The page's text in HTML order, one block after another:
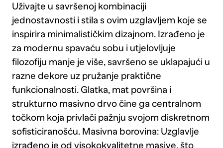
Uživajte u savršenoj kombinaciji
jednostavnosti i stila s ovim uzglavljem koje se
inspirira minimalističkim dizajnom. Izrađeno je
za modernu spavaću sobu i utjelovljuje
filozofiju manje je više, savršeno se uklapajući u
razne dekore uz pružanje praktične
funkcionalnosti. Glatka, mat površina i
strukturno masivno drvo čine ga centralnom
točkom koja privlači pažnju svojom diskretnom
sofisticiranošću. Masivna borovina: Uzglavlje
izrađeno je od visokokvalitetne masive, što